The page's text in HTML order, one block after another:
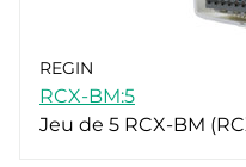
REGIN
RCX-BM:5
Jeu de 5 RCX-BM